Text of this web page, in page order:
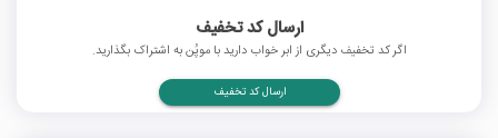
ارسال کد تخفیف
اگر کد تخفیف دیگری از ابر خواب دارید با موپُن به اشتراک بگذارید.
ارسال کد تخفیف